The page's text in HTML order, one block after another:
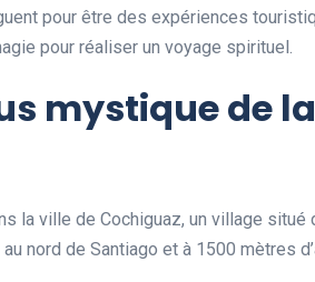
pour être des expériences
pour réaliser un voyage spirituel.
mystique de la
la ville de Cochiguaz, un village situé
nord de Santiago et à 1500 mètres